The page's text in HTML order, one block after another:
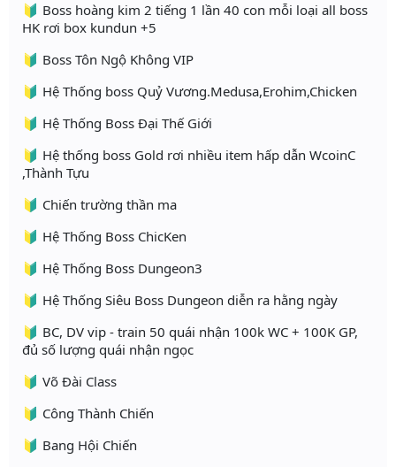
🔰 Boss hoàng kim 2 tiếng 1 lần 40 con mỗi loại all boss
HK rơi box kundun +5
🔰 Boss Tôn Ngộ Không VIP
🔰 Hệ Thống boss Quỷ Vương.Medusa,Erohim,Chicken
🔰 Hệ Thống Boss Đại Thế Giới
🔰 Hệ thống boss Gold rơi nhiều item hấp dẫn WcoinC
,Thành Tựu
🔰 Chiến trường thần ma
🔰 Hệ Thống Boss ChicKen
🔰 Hệ Thống Boss Dungeon3
🔰 Hệ Thống Siêu Boss Dungeon diễn ra hằng ngày
🔰 BC, DV vip - train 50 quái nhận 100k WC + 100K GP,
đủ số lượng quái nhận ngọc
🔰 Võ Đài Class
🔰 Công Thành Chiến
🔰 Bang Hội Chiến